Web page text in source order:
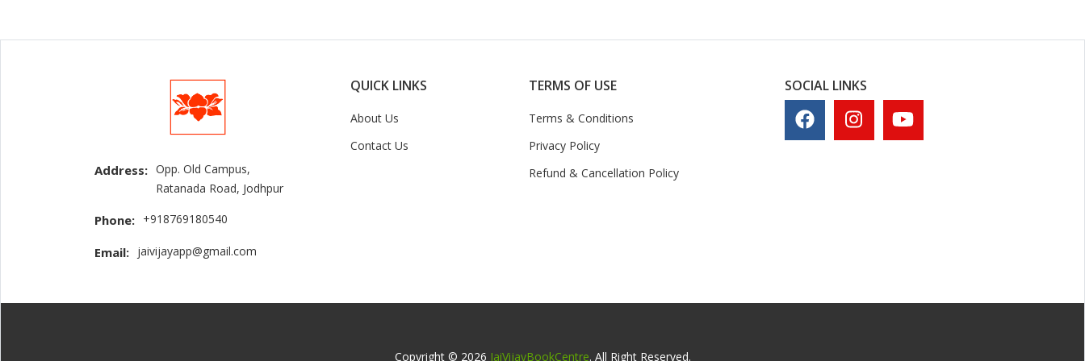
Address: Opp. Old Campus,
Ratanada Road, Jodhpur
Phone: +918769180540
Email: jaivijayapp@gmail.com
QUICK LINKS
About Us
Contact Us
TERMS OF USE
Terms & Conditions
Privacy Policy
Refund & Cancellation Policy
SOCIAL LINKS
Copyright © 2026 JaiVijayBookCentre. All Right Reserved.